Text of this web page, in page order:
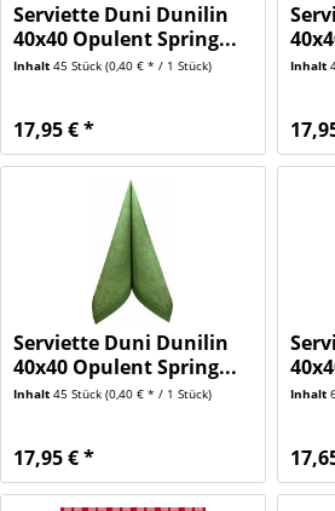
Serviette Duni Dunilin
40x40 Opulent Spring...
Inhalt45 Stück(0,40 € * / 1 Stück)
17,95 € *
Inhalt
Serviette Duni Dunilin
40x40 Opulent Spring...
Inhalt45 Stück(0,40 € * / 1 Stück)
17,95 € *
Inhalt